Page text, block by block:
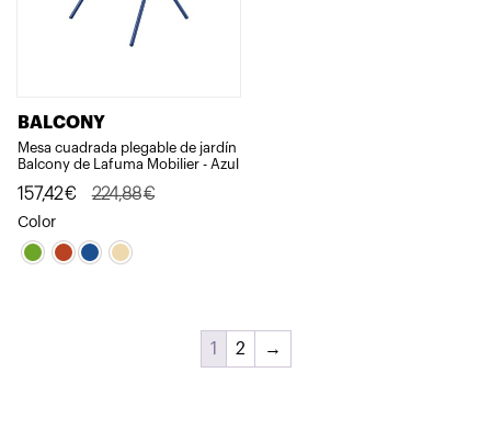
BALCONY
Mesa cuadrada plegable de jardín
Balcony de Lafuma Mobilier - Azul
224,88€
El
precio
original
157,42€
El
precio
actual
Color
1 2 →